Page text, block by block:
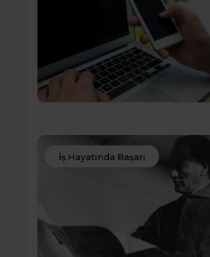
İş Hayatında Başarı